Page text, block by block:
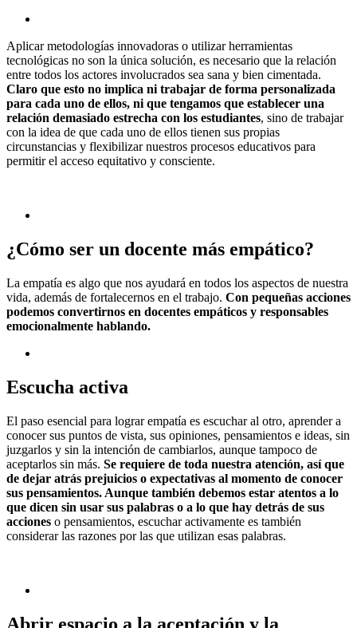
Aplicar metodologías innovadoras o utilizar herramientas
tecnológicas no son la única solución, es necesario que la relación
entre todos los actores involucrados sea sana y bien cimentada.
Claro que esto no implica ni trabajar de forma personalizada
para cada uno de ellos, ni que tengamos que establecer una
relación demasiado estrecha con los estudiantes, sino de trabajar
con la idea de que cada uno de ellos tienen sus propias
circunstancias y flexibilizar nuestros procesos educativos para
permitir el acceso equitativo y consciente.
¿Cómo ser un docente más empático?
La empatía es algo que nos ayudará en todos los aspectos de nuestra
vida, además de fortalecernos en el trabajo. Con pequeñas acciones
podemos convertirnos en docentes empáticos y responsables
emocionalmente hablando.
Escucha activa
El paso esencial para lograr empatía es escuchar al otro, aprender a
conocer sus puntos de vista, sus opiniones, pensamientos e ideas, sin
juzgarlos y sin la intención de cambiarlos, aunque tampoco de
aceptarlos sin más. Se requiere de toda nuestra atención, así que
de dejar atrás prejuicios o expectativas al momento de conocer
sus pensamientos. Aunque también debemos estar atentos a lo
que dicen sin usar sus palabras o a lo que hay detrás de sus
acciones o pensamientos, escuchar activamente es también
considerar las razones por las que utilizan esas palabras.